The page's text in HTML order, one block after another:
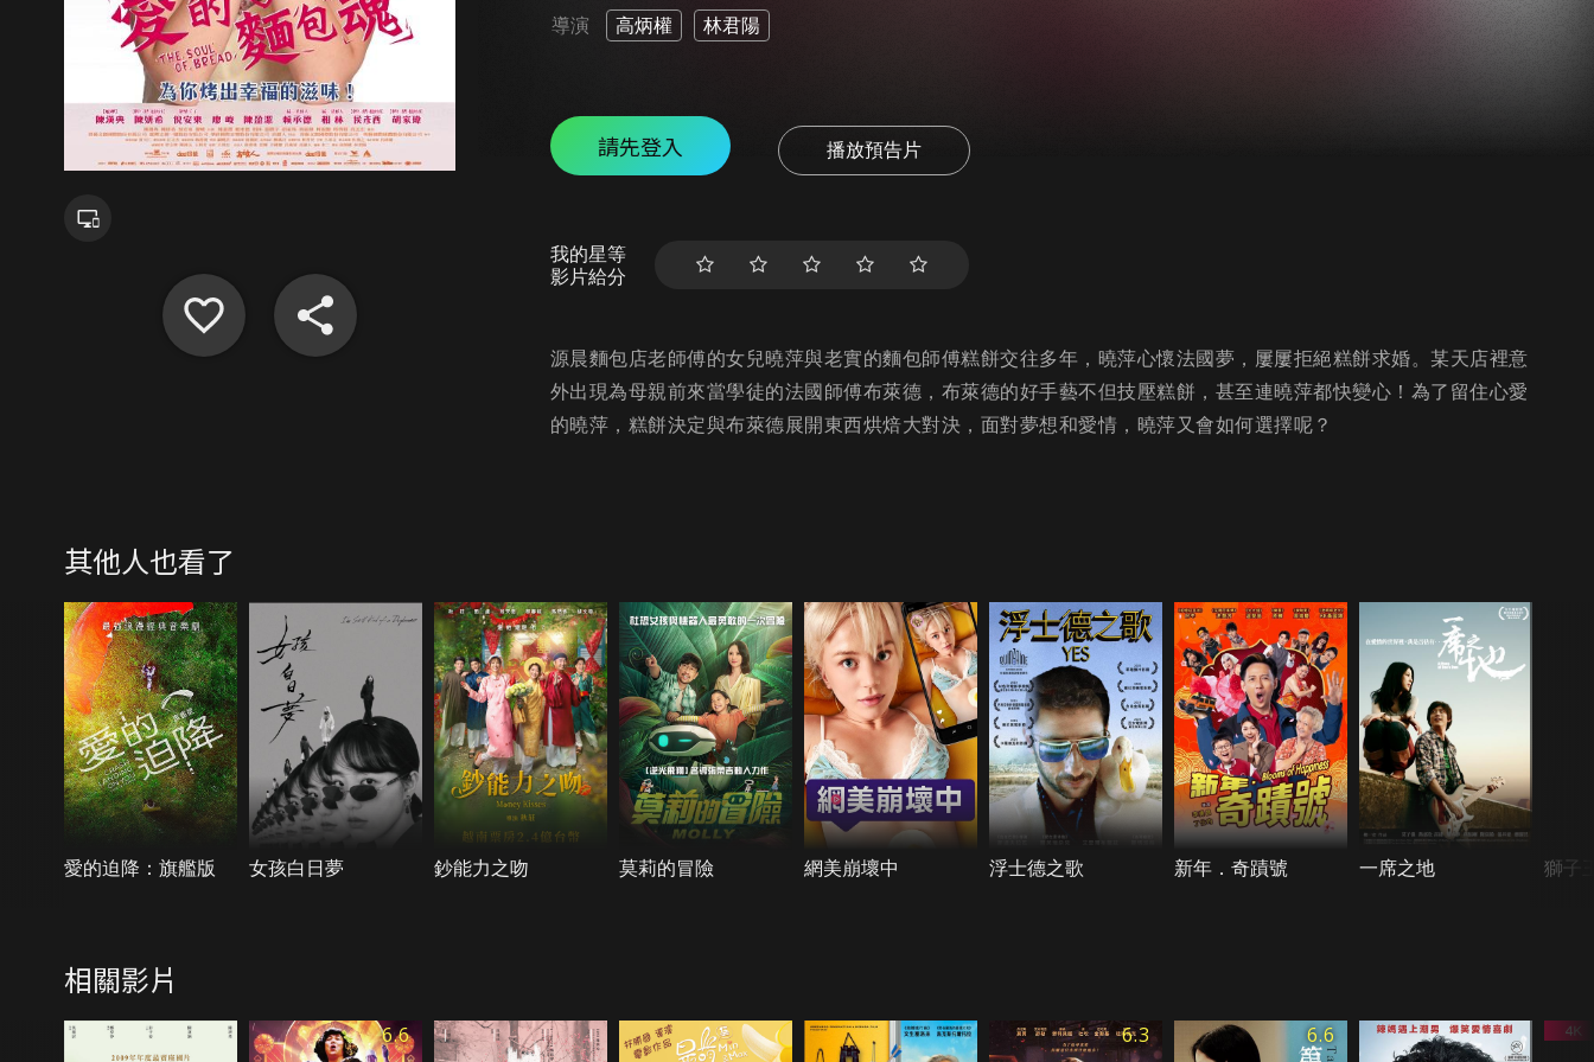
導演 高炳權 林君陽
請先登入 播放預告片
我的星等
影片給分
源晨麵包店老師傅的女兒曉萍與老實的麵包師傅糕餅交往多年，曉萍心懷法國夢，屢屢拒絕糕餅求婚。某天店裡意
外出現為母親前來當學徒的法國師傅布萊德，布萊德的好手藝不但技壓糕餅，甚至連曉萍都快變心！為了留住心愛
的曉萍，糕餅決定與布萊德展開東西烘焙大對決，面對夢想和愛情，曉萍又會如何選擇呢？
其他人也看了
愛的迫降：旗艦版 女孩白日夢 鈔能力之吻 莫莉的冒險 網美崩壞中 浮士德之歌 新年．奇蹟號 一席之地 獅子
相關影片
6.6 6.3 6.6